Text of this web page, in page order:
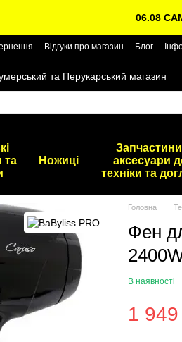
06.08
Відгуки про магазин Блог
та Перукарський магазин
та
Ножиці
аксесуари
техніки та
Головна
Фен
В наявності
1 949